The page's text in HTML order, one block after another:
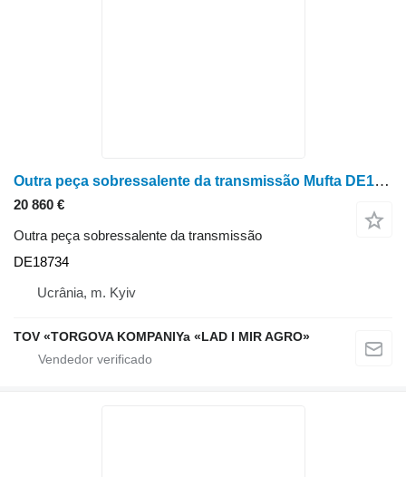
Outra peça sobressalente da transmissão Mufta DE18734 para colheitadeira de grãos John Deere 9470 STS, 9560 STS
20 860 €
Outra peça sobressalente da transmissão
DE18734
Ucrânia, m. Kyiv
TOV «TORGOVA KOMPANIYa «LAD I MIR AGRO»